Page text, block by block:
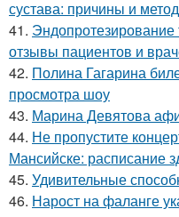
сустава: причины и
41. Эндопротезирование
отзывы пациентов и
42. Полина Гагарина
просмотра шоу
43. Марина Девятова
44. Не пропустите
Мансийске: расписание
45. Удивительные
46. Нарост на фаланге